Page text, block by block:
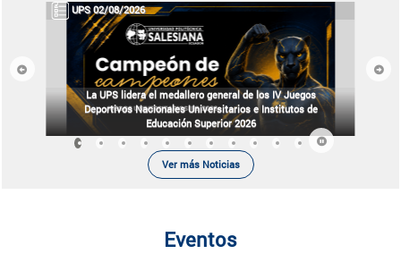
UPS 02/08/2026
La UPS lidera el medallero general de los IV Juegos
Deportivos Nacionales Universitarios e Institutos de
Educación Superior 2026
Previous Next
Ver más Noticias
Eventos